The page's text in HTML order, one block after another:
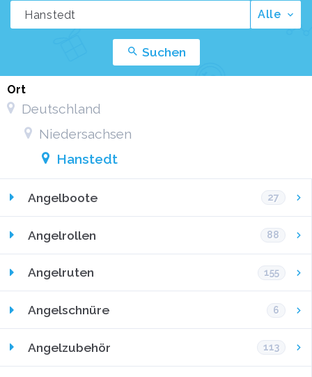
Alle
Suchen
Ort
Deutschland
Niedersachsen
Hanstedt
Angelboote 27
Angelrollen 88
Angelruten 155
Angelschnüre 6
Angelzubehör 113